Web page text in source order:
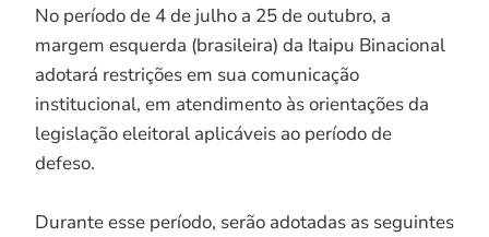
No período de 4 de julho a 25 de outubro, a
margem esquerda (brasileira) da Itaipu Binacional
adotará restrições em sua comunicação
institucional, em atendimento às orientações da
legislação eleitoral aplicáveis ao período de
defeso.
Durante esse período, serão adotadas as seguintes